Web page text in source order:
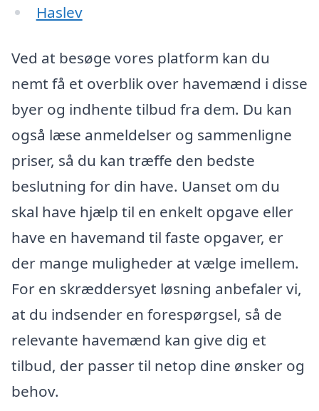
Haslev
Ved at besøge vores platform kan du
nemt få et overblik over havemænd i disse
byer og indhente tilbud fra dem. Du kan
også læse anmeldelser og sammenligne
priser, så du kan træffe den bedste
beslutning for din have. Uanset om du
skal have hjælp til en enkelt opgave eller
have en havemand til faste opgaver, er
der mange muligheder at vælge imellem.
For en skræddersyet løsning anbefaler vi,
at du indsender en forespørgsel, så de
relevante havemænd kan give dig et
tilbud, der passer til netop dine ønsker og
behov.